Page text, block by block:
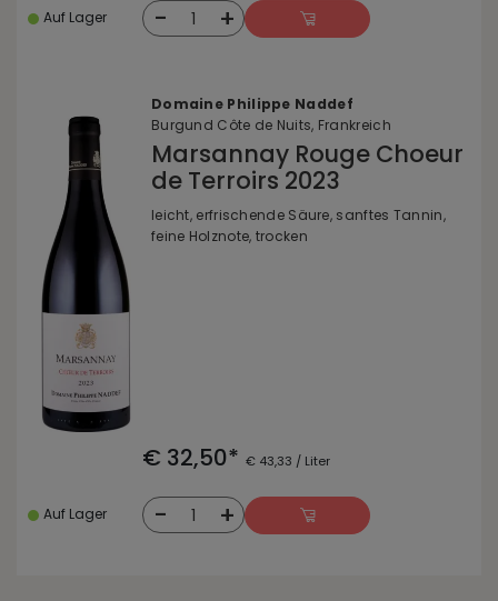
Auf Lager - 1 +
Domaine Philippe Naddef
Burgund Côte de Nuits, Frankreich
Marsannay Rouge Choeur
de Terroirs 2023
leicht, erfrischende Säure, sanftes Tannin,
feine Holznote, trocken
€ 32,50* € 43,33 / Liter
Auf Lager - 1 +